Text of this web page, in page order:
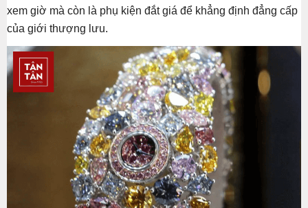
xem giờ mà còn là phụ kiện đắt giá để khẳng định đẳng cấp
của giới thượng lưu.